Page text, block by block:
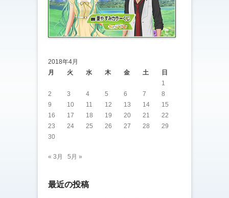
2018年4月
月
火 水 木 金 土
日
1
2
3 4 5 6 7
8
9
10 11 12 13 14
15
16
17 18 19 20 21
22
23
24 25 26 27 28
29
30
« 3月 5月 »
最近の投稿